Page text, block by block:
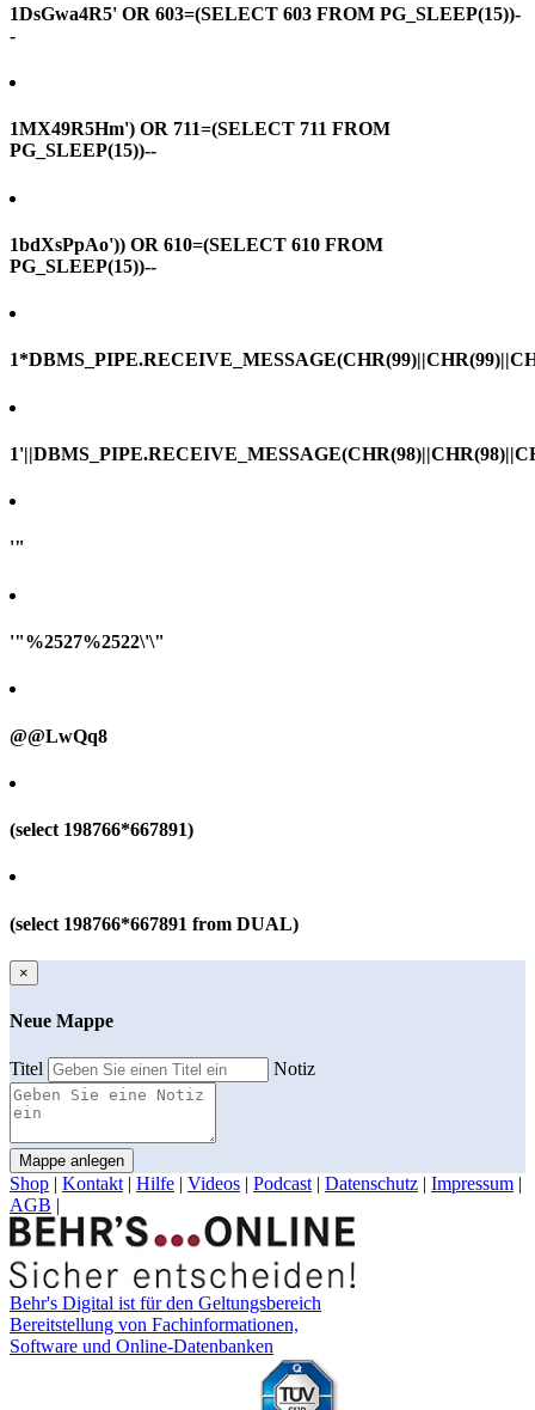
1DsGwa4R5' OR 603=(SELECT 603 FROM PG_SLEEP(15))-
-
1MX49R5Hm') OR 711=(SELECT 711 FROM
PG_SLEEP(15))--
1bdXsPpAo')) OR 610=(SELECT 610 FROM
PG_SLEEP(15))--
'"
'"%2527%2522\'\"
@@LwQq8
(select 198766*667891)
(select 198766*667891 from DUAL)
×
Neue Mappe
Titel Notiz
Mappe anlegen
Shop | Kontakt | Hilfe | Videos | Podcast | Datenschutz | Impressum |
AGB |
Behr's Digital ist für den Geltungsbereich
Bereitstellung von Fachinformationen,
Software und Online-Datenbanken